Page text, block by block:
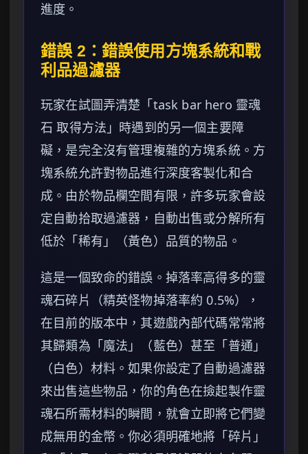
進度。
錯誤 2：錯誤使用方塊系統和戰
利品過濾器
玩家在試圖弄清楚「task bar hero 靈魂
石 取得方法」時遇到的另一個主要障
礙，是完全沒有管理複雜的方塊系統。方
塊系統允許對物品進行深度客製化和合
成。由於物品欄空間有限，許多玩家會設
定自動拾取過濾器，自動出售或分解所有
低於「稀有」（黃色）品質的物品。
這是一個致命的錯誤。掉落率高得多的靈
魂石碎片（精英怪物掉落率約 0.5%），
在目前的版本中，其遊戲內部代碼常常將
其歸類為「魔法」（藍色）甚至「普通」
（白色）材料。如果你設定了自動過濾器
來出售這些物品，你的角色在撿起製作靈
魂石所需材料的瞬間，就會立即將它們變
成無用的金幣。你必須明確地將「碎片」